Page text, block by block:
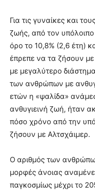
Για τις γυναίκες και
ζωής, από τον
όρο το 10,8% (2,6 έτη)
έπρεπε να τα ζήσουν με
με μεγαλύτερο
των ανθρώπων με
ετών η «ψαλίδα»
ανθυγιεινή ζωή, ήταν
πόσο χρόνο από την
ζήσουν με Αλτσχάιμερ.
Ο αριθμός των
μορφές άνοιας
παγκοσμίως μέχρι το